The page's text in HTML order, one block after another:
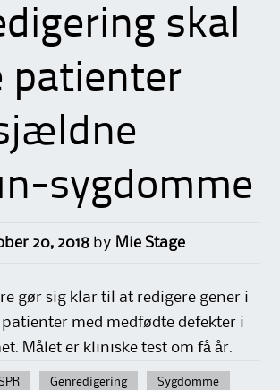
skal
patienter
sygdomme
20, 2018 by Mie Stage
gør sig klar til at redigere gener i
med medfødte defekter i
Målet er kliniske test om få år.
Genredigering Sygdomme